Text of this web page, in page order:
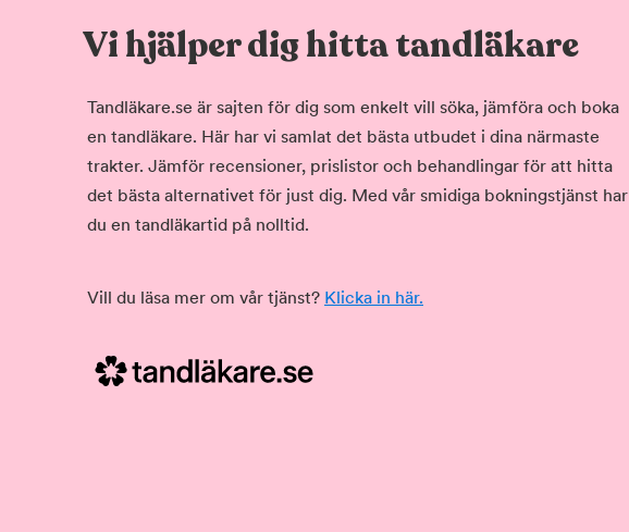
Vi hjälper dig hitta tandläkare
Tandläkare.se är sajten för dig som enkelt vill söka, jämföra och boka
en tandläkare. Här har vi samlat det bästa utbudet i dina närmaste
trakter. Jämför recensioner, prislistor och behandlingar för att hitta
det bästa alternativet för just dig. Med vår smidiga bokningstjänst har
du en tandläkartid på nolltid.
Vill du läsa mer om vår tjänst? Klicka in här.